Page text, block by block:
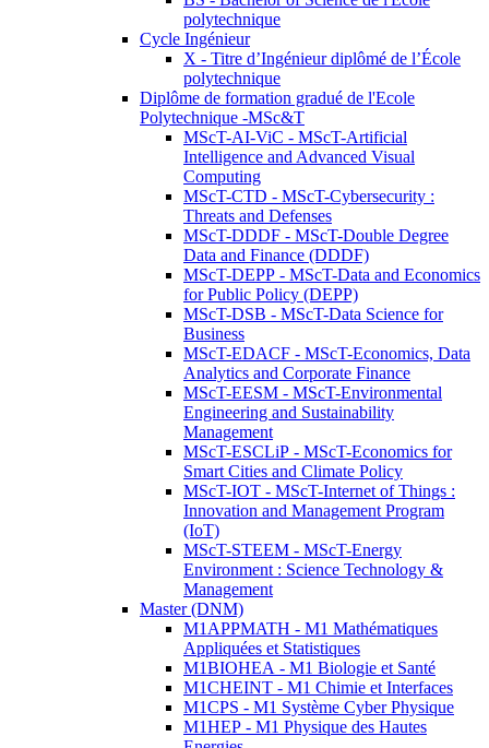
polytechnique
Cycle Ingénieur
X - Titre d’Ingénieur diplômé de l’École
polytechnique
Diplôme de formation gradué de l'Ecole
Polytechnique -MSc&T
MScT-AI-ViC - MScT-Artificial
Intelligence and Advanced Visual
Computing
MScT-CTD - MScT-Cybersecurity :
Threats and Defenses
MScT-DDDF - MScT-Double Degree
Data and Finance (DDDF)
MScT-DEPP - MScT-Data and Economics
for Public Policy (DEPP)
MScT-DSB - MScT-Data Science for
Business
MScT-EDACF - MScT-Economics, Data
Analytics and Corporate Finance
MScT-EESM - MScT-Environmental
Engineering and Sustainability
Management
MScT-ESCLiP - MScT-Economics for
Smart Cities and Climate Policy
MScT-IOT - MScT-Internet of Things :
Innovation and Management Program
(IoT)
MScT-STEEM - MScT-Energy
Environment : Science Technology &
Management
Master (DNM)
M1APPMATH - M1 Mathématiques
Appliquées et Statistiques
M1BIOHEA - M1 Biologie et Santé
M1CHEINT - M1 Chimie et Interfaces
M1CPS - M1 Système Cyber Physique
M1HEP - M1 Physique des Hautes